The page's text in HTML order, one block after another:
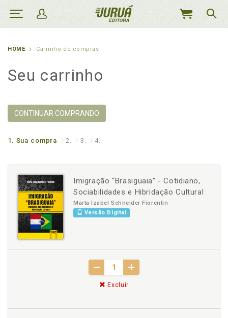
MEU
HOME Carrinho de compras
Seu carrinho
CONTINUAR COMPRANDO
1. Sua compra 2. 3. 4.
Imigração “Brasiguaia” - Cotidiano,
Sociabilidades e Hibridação Cultural
Marta Izabel Schneider Fiorentin
Versão Digital
Excluir